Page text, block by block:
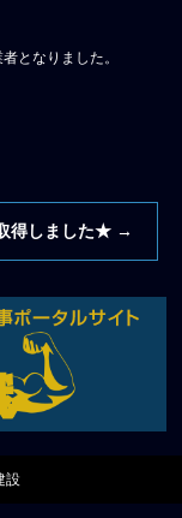
となりました。
得しました★ →
設